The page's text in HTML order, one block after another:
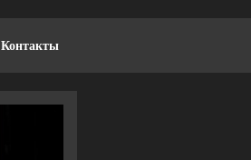
Контакты